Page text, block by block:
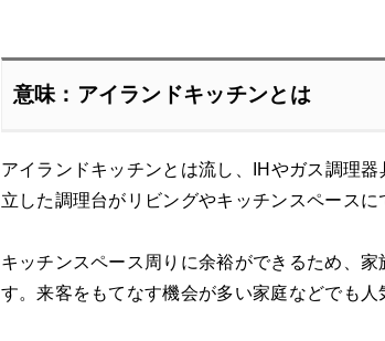
意味：アイランドキッチンとは
アイランドキッチンとは流し、IHやガス調理
立した調理台がリビングやキッチンスペース
キッチンスペース周りに余裕ができるため、
す。来客をもてなす機会が多い家庭などでも人